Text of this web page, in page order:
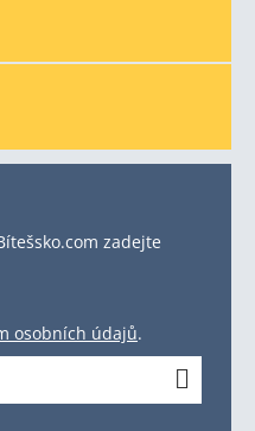
zadejte
osobních údajů.